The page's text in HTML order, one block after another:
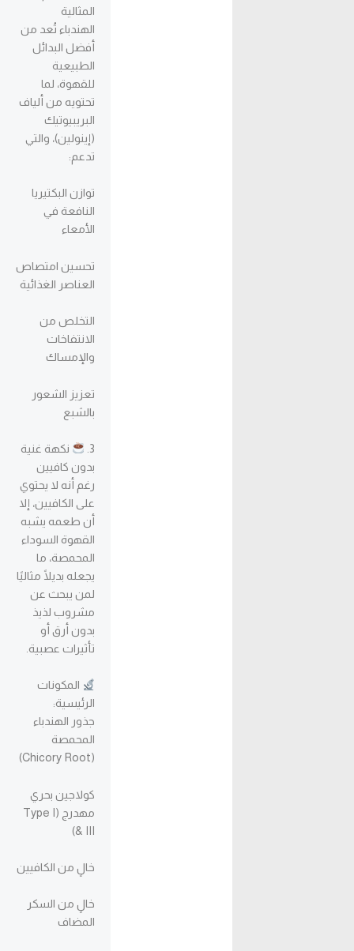
المثالية
الهندباء تُعد من
أفضل البدائل
الطبيعية
للقهوة، لما
تحتويه من ألياف
البريبيوتيك
(إينولين)، والتي
تدعم:
توازن البكتيريا
النافعة في
الأمعاء
تحسين امتصاص
العناصر الغذائية
التخلص من
الانتفاخات
والإمساك
تعزيز الشعور
بالشبع
3.
نكهة غنية
بدون كافيين
رغم أنه لا يحتوي
على الكافيين، إلا
أن طعمه يشبه
القهوة السوداء
المحمصة، ما
يجعله بديلًا مثاليًا
لمن يبحث عن
مشروب لذيذ
بدون أرق أو
تأثيرات عصبية.
المكونات
الرئيسية:
جذور الهندباء
المحمصة
(Chicory Root)
كولاجين بحري
مهدرج (Type I
& III)
خالٍ من الكافيين
خالٍ من السكر
المضاف